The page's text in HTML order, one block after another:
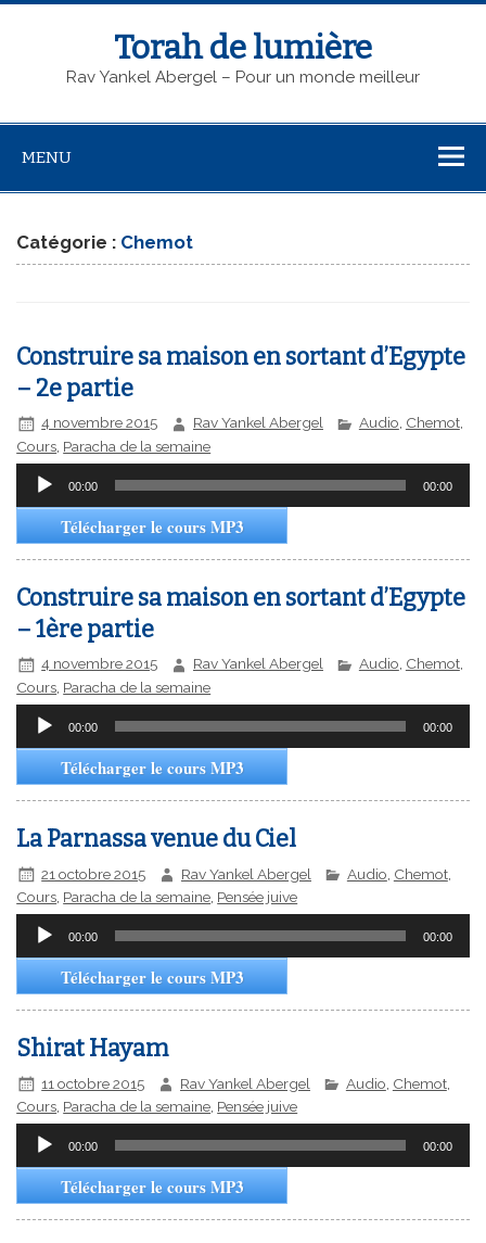
Torah de lumière
Rav Yankel Abergel – Pour un monde meilleur
MENU
Catégorie : Chemot
Construire sa maison en sortant d’Egypte
– 2e partie
4 novembre 2015 Rav Yankel Abergel Audio, Chemot,
Cours Paracha de la semaine
Lecteur
00:00 00:00
Télécharger le cours MP3
Construire sa maison en sortant d’Egypte
– 1ère partie
4 novembre 2015 Rav Yankel Abergel Audio, Chemot,
Cours Paracha de la semaine
Lecteur
00:00 00:00
Télécharger le cours MP3
La Parnassa venue du Ciel
21 octobre 2015 Rav Yankel Abergel Audio Chemot,
Cours Paracha de la semaine Pensée juive
Lecteur
00:00 00:00
Télécharger le cours MP3
Shirat Hayam
11 octobre 2015 Rav Yankel Abergel Audio Chemot,
Cours, Paracha de la semaine, Pensée juive
Lecteur
00:00 00:00
Télécharger le cours MP3